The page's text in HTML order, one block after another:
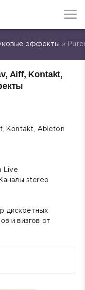
эффекты »
Aiff, Kontakt,
Kontakt, Ableton
Live
stereo
дискретных
и визгов от